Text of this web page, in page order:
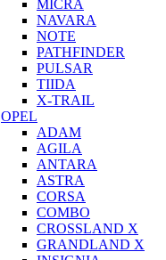
MICRA
NAVARA
NOTE
PATHFINDER
PULSAR
TIIDA
X-TRAIL
OPEL
ADAM
AGILA
ANTARA
ASTRA
CORSA
COMBO
CROSSLAND X
GRANDLAND X